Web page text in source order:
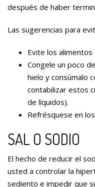
después de haber
Las sugerencias para
Evite los alimentos
Congele un poco
hielo y consúmalo
contabilizar estos
de líquidos).
Refrésquese en
SAL O SODIO
El hecho de reducir el
usted a controlar la
sediento e impedir que